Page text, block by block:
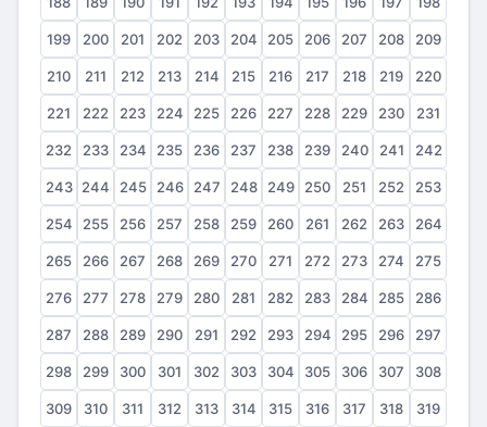
199 200 201 202 203 204 205 206 207 208 209
210 211 212 213 214 215 216 217 218 219 220
221 222 223 224 225 226 227 228 229 230 231
232 233 234 235 236 237 238 239 240 241 242
243 244 245 246 247 248 249 250 251 252 253
254 255 256 257 258 259 260 261 262 263 264
265 266 267 268 269 270 271 272 273 274 275
276 277 278 279 280 281 282 283 284 285 286
287 288 289 290 291 292 293 294 295 296 297
298 299 300 301 302 303 304 305 306 307 308
309 310 311 312 313 314 315 316 317 318 319